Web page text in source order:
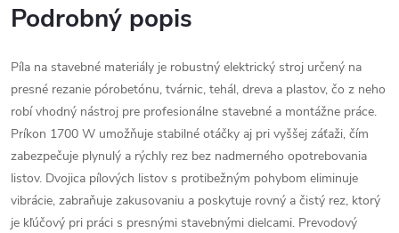
Podrobný popis
Píla na stavebné materiály je robustný elektrický stroj určený na
presné rezanie pórobetónu, tvárnic, tehál, dreva a plastov, čo z neho
robí vhodný nástroj pre profesionálne stavebné a montážne práce.
Príkon 1700 W umožňuje stabilné otáčky aj pri vyššej záťaži, čím
zabezpečuje plynulý a rýchly rez bez nadmerného opotrebovania
listov. Dvojica pílových listov s protibežným pohybom eliminuje
vibrácie, zabraňuje zakusovaniu a poskytuje rovný a čistý rez, ktorý
je kľúčový pri práci s presnými stavebnými dielcami. Prevodový